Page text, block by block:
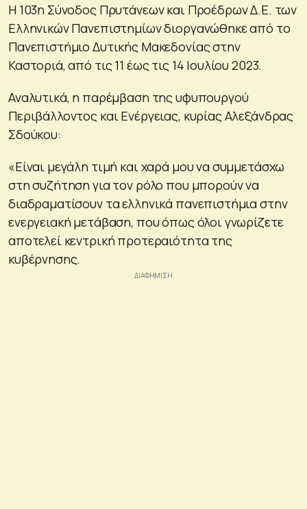
Η 103η Σύνοδος Πρυτάνεων και Προέδρων Δ.Ε. των
Ελληνικών Πανεπιστημίων διοργανώθηκε από το
Πανεπιστήμιο Δυτικής Μακεδονίας στην
Καστοριά, από τις 11 έως τις 14 Ιουλίου 2023.
Αναλυτικά, η παρέμβαση της υφυπουργού
Περιβάλλοντος και Ενέργειας, κυρίας Αλεξάνδρας
Σδούκου:
«Είναι μεγάλη τιμή και χαρά μου να συμμετάσχω
στη συζήτηση για τον ρόλο που μπορούν να
διαδραματίσουν τα ελληνικά πανεπιστήμια στην
ενεργειακή μετάβαση, που όπως όλοι γνωρίζετε
αποτελεί κεντρική προτεραιότητα της
κυβέρνησης.